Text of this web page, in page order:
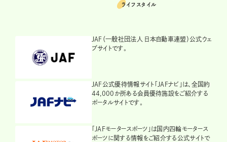
ライフスタイル
JAF（一般社団法人 日本自動車連盟）公式ウェ
ブサイトです。
JAF公式優待情報サイト「JAFナビ」は、全国約
44,000か所ある会員優待施設をご紹介する
ポータルサイトです。
「JAFモータースポーツ」は国内四輪モータース
ポーツに関する情報をご紹介する公式サイトで